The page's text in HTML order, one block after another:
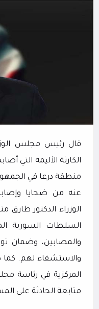
قال رئيس مجلس
الكارثة الأليمة التي
منطقة درعا في
عنه من ضحايا
الوزراء الدكتور طارق
السلطات السورية
والمصابين، وضمان
والاستشفاء لهم.
المركزية في رئاسة
متابعة الحادثة على